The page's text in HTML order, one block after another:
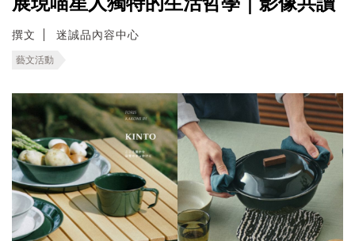
撰文 迷誠品內容中心
藝文活動